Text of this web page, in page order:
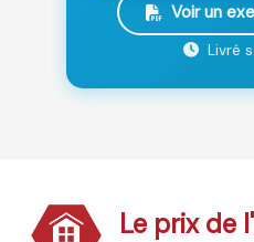
Voir un
Livré
Le prix de